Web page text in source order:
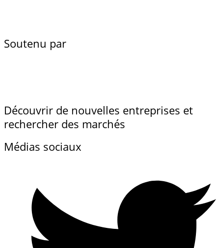
Soutenu par
Découvrir de nouvelles entreprises et
rechercher des marchés
Médias sociaux